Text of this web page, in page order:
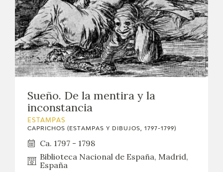
Sueño. De la mentira y la
inconstancia
ESTAMPAS
CAPRICHOS (ESTAMPAS Y DIBUJOS, 1797-1799)
Ca. 1797 - 1798
Biblioteca Nacional de España, Madrid,
España